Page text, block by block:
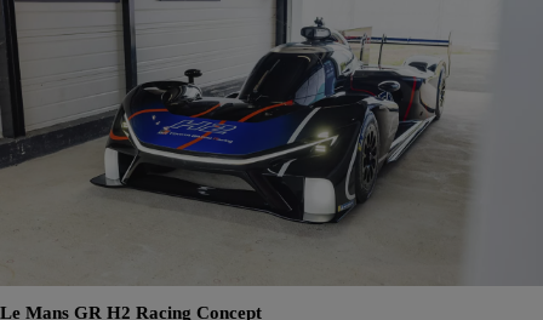
Le Mans GR H2 Racing Concept